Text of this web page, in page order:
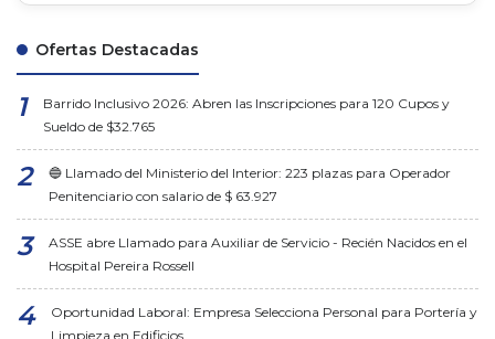
Ofertas Destacadas
Barrido Inclusivo 2026: Abren las Inscripciones para 120 Cupos y
Sueldo de $32.765
🔵 Llamado del Ministerio del Interior: 223 plazas para Operador
Penitenciario con salario de $ 63.927
ASSE abre Llamado para Auxiliar de Servicio - Recién Nacidos en el
Hospital Pereira Rossell
Oportunidad Laboral: Empresa Selecciona Personal para Portería y
Limpieza en Edificios